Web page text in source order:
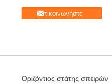
Επικοινωνήστε
Οριζόντιος στάτης σπειρών